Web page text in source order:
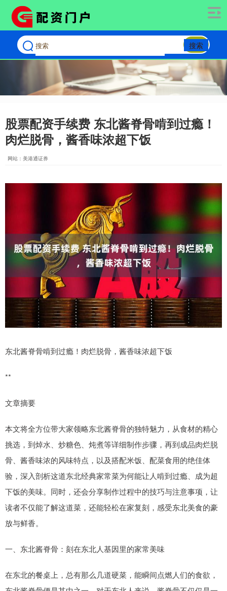
搜索
股票配资手续费 东北酱脊骨啃到过瘾！
肉烂脱骨，酱香味浓超下饭
网站：美港通证券
东北酱脊骨啃到过瘾！肉烂脱骨，酱香味浓超下饭
**
文章摘要
本文将全方位带大家领略东北酱脊骨的独特魅力，从食材的精心
挑选，到焯水、炒糖色、炖煮等详细制作步骤，再到成品肉烂脱
骨、酱香味浓的风味特点，以及搭配米饭、配菜食用的绝佳体
验，深入剖析这道东北经典家常菜为何能让人啃到过瘾、成为超
下饭的美味。同时，还会分享制作过程中的技巧与注意事项，让
读者不仅能了解这道菜，还能轻松在家复刻，感受东北美食的豪
放与鲜香。
一、东北酱脊骨：刻在东北人基因里的家常美味
在东北的餐桌上，总有那么几道硬菜，能瞬间点燃人们的食欲，